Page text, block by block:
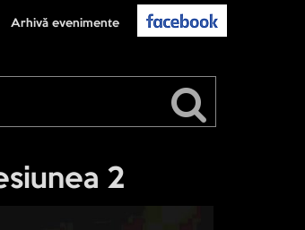
Arhivă evenimente
2